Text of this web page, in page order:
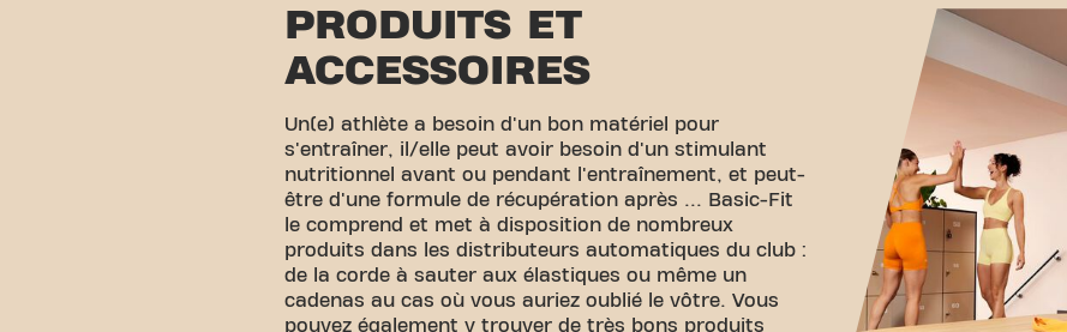
PRODUITS ET
ACCESSOIRES
Un(e) athlète a besoin d'un bon matériel pour
s'entraîner, il/elle peut avoir besoin d'un stimulant
nutritionnel avant ou pendant l'entraînement, et peut-
être d'une formule de récupération après ... Basic-Fit
le comprend et met à disposition de nombreux
produits dans les distributeurs automatiques du club :
de la corde à sauter aux élastiques ou même un
cadenas au cas où vous auriez oublié le vôtre. Vous
pouvez également y trouver de très bons produits